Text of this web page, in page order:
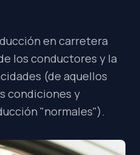
en carretera
los conductores y la
(de aquellos
condiciones y
"normales").